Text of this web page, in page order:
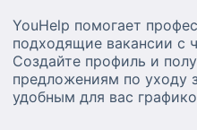
YouHelp помогает
подходящие вакансии с
Создайте профиль и
предложениям по уходу
удобным для вас